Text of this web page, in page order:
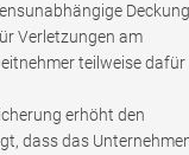
Verletzungen am
teilweise dafür
erhöht den
dass das